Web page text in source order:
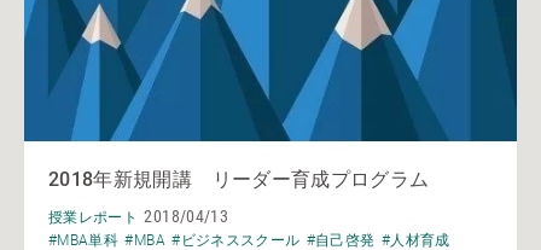
2018年新規開講 リーダー育成プログラム
授業レポート 2018/04/13
#MBA単科 #MBA #ビジネススクール #自己啓発 #人材育成